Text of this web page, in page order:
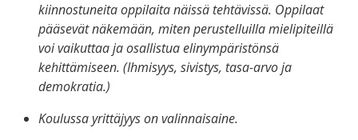
kiinnostuneita oppilaita näissä tehtävissä. Oppilaat
pääsevät näkemään, miten perustelluilla mielipiteillä
voi vaikuttaa ja osallistua elinympäristönsä
kehittämiseen. (Ihmisyys, sivistys, tasa-arvo ja
demokratia.)
Koulussa yrittäjyys on valinnaisaine.